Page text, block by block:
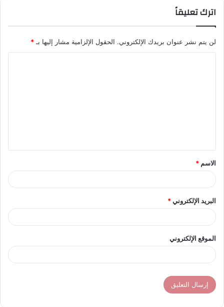
اترك تعليقاً
لن يتم نشر عنوان بريدك الإلكتروني. الحقول الإلزامية مشار إليها بـ *
ق
*
الاسم *
البريد الإلكتروني*
الموقع الإلكتروني